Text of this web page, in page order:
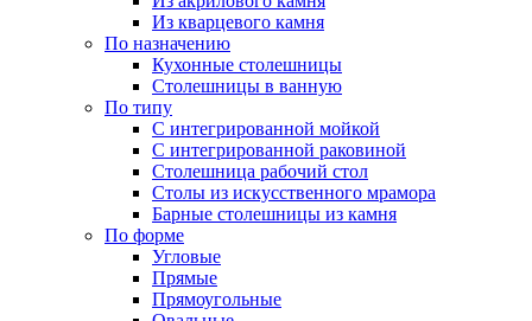
Из кварцевого камня
По назначению
Кухонные столешницы
Столешницы в ванную
По типу
С интегрированной мойкой
С интегрированной раковиной
Столешница рабочий стол
Столы из искусственного мрамора
Барные столешницы из камня
По форме
Угловые
Прямые
Прямоугольные